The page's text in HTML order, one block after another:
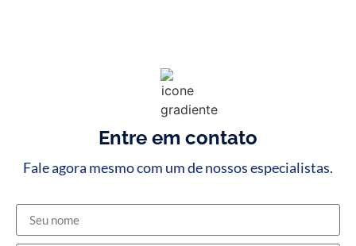
Entre em contato
Fale agora mesmo com um de nossos especialistas.